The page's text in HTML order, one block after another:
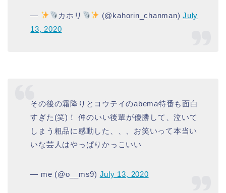
— カホリ (@kahorin_chanman)July
13, 2020
その後の霜降りとコウテイのabema特番も面白
すぎた(笑)！ 仲のいい後輩が優勝して、泣いて
しまう粗品に感動した、、、お笑いって本当い
いな芸人はやっぱりかっこいい
— me (@o__ms9) July 13, 2020